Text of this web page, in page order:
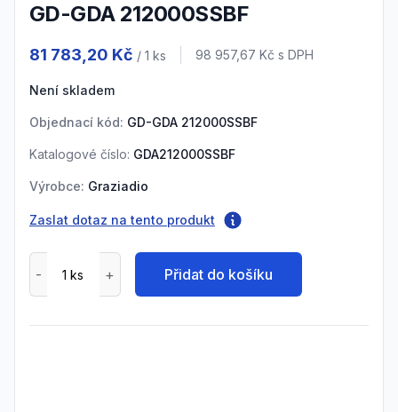
GD-GDA 212000SSBF
81 783,20 Kč / 1 ks Cena s DPH
98 957,67 Kč s DPH
Není skladem
Objednací kód: GD-GDA 212000SSBF
Katalogové číslo: GDA212000SSBF
Výrobce: Graziadio
Zaslat dotaz na tento produkt
Přidat do košíku